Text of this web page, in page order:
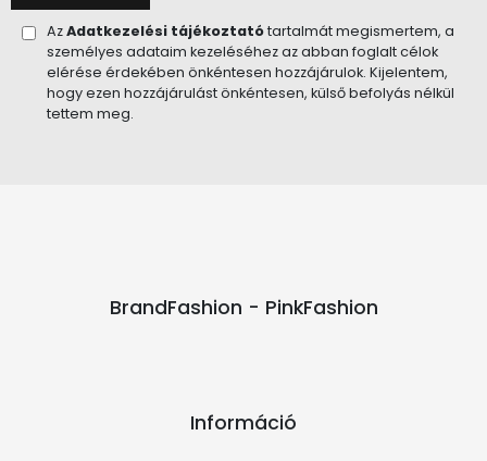
AzAdatkezelési tájékoztatótartalmát megismertem, a
személyes adataim kezeléséhez az abban foglalt célok
elérése érdekében önkéntesen hozzájárulok. Kijelentem,
hogy ezen hozzájárulást önkéntesen, külső befolyás nélkül
tettem meg.
BrandFashion - PinkFashion
Információ